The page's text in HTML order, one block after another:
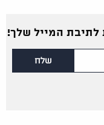
לתיבת המייל שלך!